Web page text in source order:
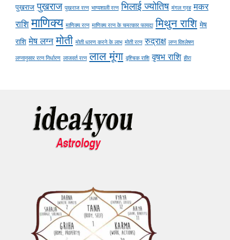
पुखराज पुखराज पुखराज रत्न भाग्यशाली रत्न भिलाई ज्योतिष मंगल ग्रह मकर
राशि माणिक्य माणिक्य रत्न माणिक्य रत्न के चमत्कार फायदा मिथुन राशि मेष
राशि मेष लग्न मोती मोती धारण करने के लाभ मोती रत्न रुद्राक्ष लग्न विश्लेषण
लग्नानुसार रत्न निर्धारण लाजवर्त रत्न लाल मूंगा वृश्चिक राशि वृषभ राशि हीरा